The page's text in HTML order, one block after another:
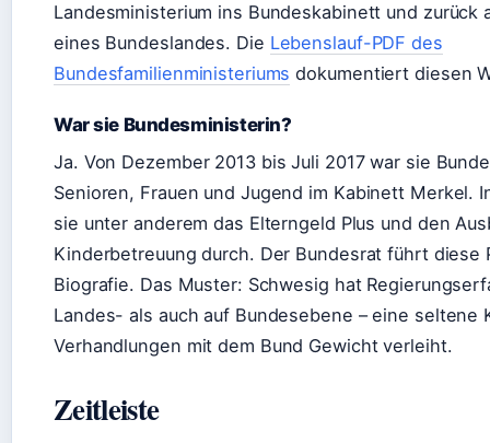
Landesministerium ins Bundeskabinett und zurück
eines Bundeslandes. Die Lebenslauf-PDF des
Bundesfamilienministeriums dokumentiert diesen
War sie Bundesministerin?
Ja. Von Dezember 2013 bis Juli 2017 war sie
Senioren, Frauen und Jugend im Kabinett Merkel.
sie unter anderem das Elterngeld Plus und den
Kinderbetreuung durch. Der Bundesrat führt diese
Biografie. Das Muster: Schwesig hat
Landes- als auch auf Bundesebene – eine seltene
Verhandlungen mit dem Bund Gewicht verleiht.
Zeitleiste